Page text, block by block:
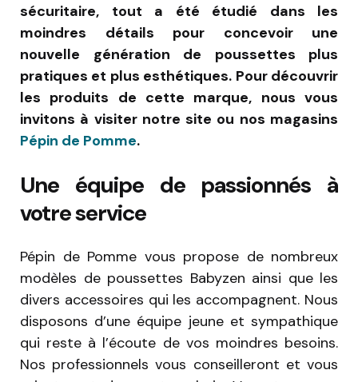
sécuritaire, tout a été étudié dans les
moindres détails pour concevoir une
nouvelle génération de poussettes plus
pratiques et plus esthétiques. Pour découvrir
les produits de cette marque, nous vous
invitons à visiter notre site ou nos magasins
Pépin de Pomme.
Une équipe de passionnés à
votre service
Pépin de Pomme vous propose de nombreux
modèles de poussettes Babyzen ainsi que les
divers accessoires qui les accompagnent. Nous
disposons d’une équipe jeune et sympathique
qui reste à l’écoute de vos moindres besoins.
Nos professionnels vous conseilleront et vous